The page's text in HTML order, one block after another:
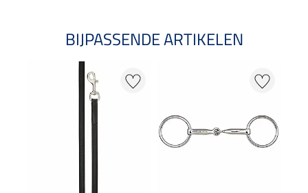
BIJPASSENDE ARTIKELEN